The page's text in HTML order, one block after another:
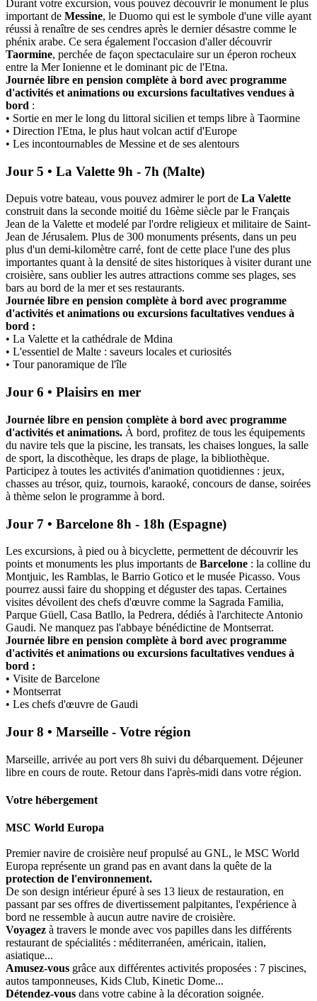
Durant votre excursion, vous pouvez découvrir le monument le plus
important de Messine, le Duomo qui est le symbole d'une ville ayant
réussi à renaître de ses cendres après le dernier désastre comme le
phénix arabe. Ce sera également l'occasion d'aller découvrir
Taormine, perchée de façon spectaculaire sur un éperon rocheux
entre la Mer Ionienne et le dominant pic de l'Etna.
Journée libre en pension complète à bord avec programme
d'activités et animations ou excursions facultatives vendues à
bord :
• Sortie en mer le long du littoral sicilien et temps libre à Taormine
• Direction l'Etna, le plus haut volcan actif d'Europe
• Les incontournables de Messine et de ses alentours
Jour 5 • La Valette 9h - 7h (Malte)
Depuis votre bateau, vous pouvez admirer le port de La Valette
construit dans la seconde moitié du 16ème siècle par le Français
Jean de la Valette et modelé par l'ordre religieux et militaire de Saint-
Jean de Jérusalem. Plus de 300 monuments présents, dans un peu
plus d'un demi-kilomètre carré, font de cette place l'une des plus
importantes quant à la densité de sites historiques à visiter durant une
croisière, sans oublier les autres attractions comme ses plages, ses
bars au bord de la mer et ses restaurants.
Journée libre en pension complète à bord avec programme
d'activités et animations ou excursions facultatives vendues à
bord :
• La Valette et la cathédrale de Mdina
• L'essentiel de Malte : saveurs locales et curiosités
• Tour panoramique de l'île
Jour 6 • Plaisirs en mer
Journée libre en pension complète à bord avec programme
d'activités et animations. À bord, profitez de tous les équipements
du navire tels que la piscine, les transats, les chaises longues, la salle
de sport, la discothèque, les draps de plage, la bibliothèque.
Participez à toutes les activités d'animation quotidiennes : jeux,
chasses au trésor, quiz, tournois, karaoké, concours de danse, soirées
à thème selon le programme à bord.
Jour 7 • Barcelone 8h - 18h (Espagne)
Les excursions, à pied ou à bicyclette, permettent de découvrir les
points et monuments les plus importants de Barcelone : la colline du
Montjuic, les Ramblas, le Barrio Gotico et le musée Picasso. Vous
pourrez aussi faire du shopping et déguster des tapas. Certaines
visites dévoilent des chefs d'œuvre comme la Sagrada Familia,
Parque Güell, Casa Batllo, la Pedrera, dédiés à l'architecte Antonio
Gaudi. Ne manquez pas l'abbaye bénédictine de Montserrat.
Journée libre en pension complète à bord avec programme
d'activités et animations ou excursions facultatives vendues à
bord :
• Visite de Barcelone
• Montserrat
• Les chefs d'œuvre de Gaudi
Jour 8 • Marseille - Votre région
Marseille, arrivée au port vers 8h suivi du débarquement. Déjeuner
libre en cours de route. Retour dans l'après-midi dans votre région.
Votre hébergement
MSC World Europa
Premier navire de croisière neuf propulsé au GNL, le MSC World
Europa représente un grand pas en avant dans la quête de la
protection de l'environnement.
De son design intérieur épuré à ses 13 lieux de restauration, en
passant par ses offres de divertissement palpitantes, l'expérience à
bord ne ressemble à aucun autre navire de croisière.
Voyagez à travers le monde avec vos papilles dans les différents
restaurant de spécialités : méditerranéen, américain, italien,
asiatique...
Amusez-vous grâce aux différentes activités proposées : 7 piscines,
autos tamponneuses, Kids Club, Kinetic Dome...
Détendez-vous dans votre cabine à la décoration soignée.